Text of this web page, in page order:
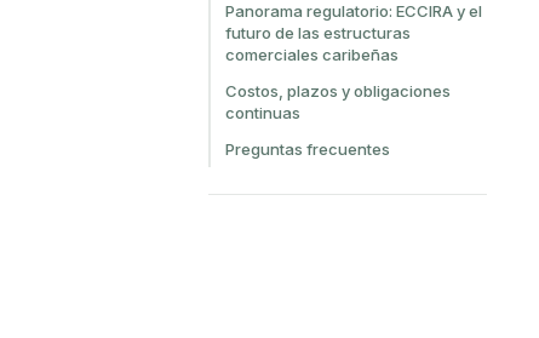
Panorama regulatorio: ECCIRA y el
futuro de las estructuras
comerciales caribeñas
Costos, plazos y obligaciones
continuas
Preguntas frecuentes